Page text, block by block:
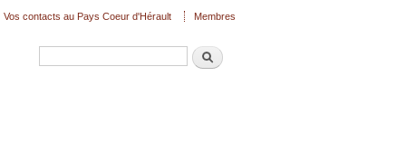
Recherche
Vos contacts au Pays Coeur d'Hérault Membres